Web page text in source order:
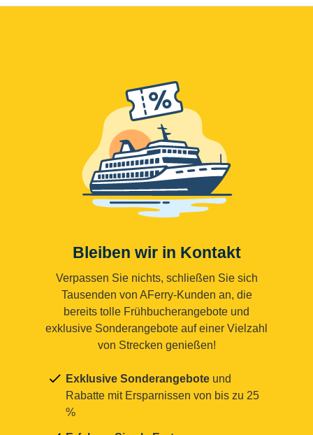
Bleiben wir in Kontakt
Verpassen Sie nichts, schließen Sie sich
Tausenden von AFerry-Kunden an, die
bereits tolle Frühbucherangebote und
exklusive Sonderangebote auf einer Vielzahl
von Strecken genießen!
Exklusive Sonderangebote und
Rabatte mit Ersparnissen von bis zu 25
%